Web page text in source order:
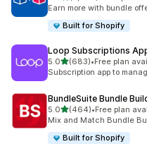
Earn more with bundle
Built for Shopify
Loop Subscriptions
5.05つ星中
(683)
合計レビュー数：683件
•Free plan
Subscription app to
BundleSuite Bundle
5.05つ星中
(464)
合計レビュー数：464件
•Free plan
Mix and Match Bundle
Built for Shopify